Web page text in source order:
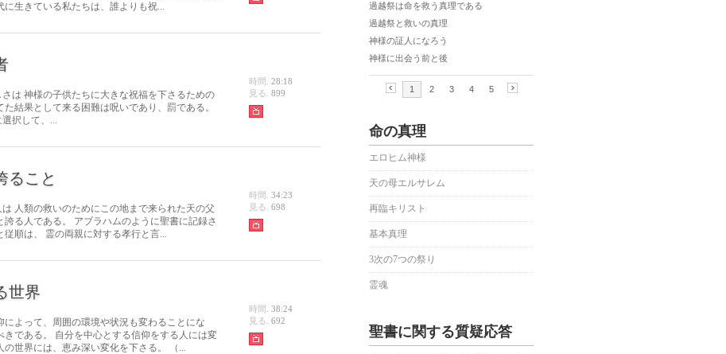
生きている私たちは、誰よりも祝...
は 神様の子供たちに大きな祝福を下さるための
結果として来る困難は呪いであり、罰である。
択して、...
時間. 28:18
見る. 899
ること
人類の救いのためにこの地まで来られた天の父
る人である。 アブラハムのように聖書に記録さ
順は、 霊の両親に対する孝行と言...
時間. 34:23
見る. 698
世界
よって、周囲の環境や状況も変わることにな
である。 自分を中心とする信仰をする人には変
世界には、恵み深い変化を下さる。 （...
時間. 38:24
見る. 692
命の真理
エロヒム神様
天の母エルサレム
再臨キリスト
基本真理
3次の7つの祭り
霊魂